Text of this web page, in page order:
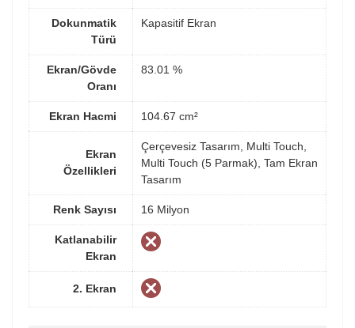
Dokunmatik
Türü
Kapasitif Ekran
Ekran/Gövde
Oranı
83.01 %
Ekran Hacmi 104.67 cm²
Ekran
Özellikleri
Çerçevesiz Tasarım, Multi Touch,
Multi Touch (5 Parmak), Tam Ekran
Tasarım
Renk Sayısı 16 Milyon
Katlanabilir
Ekran
2. Ekran